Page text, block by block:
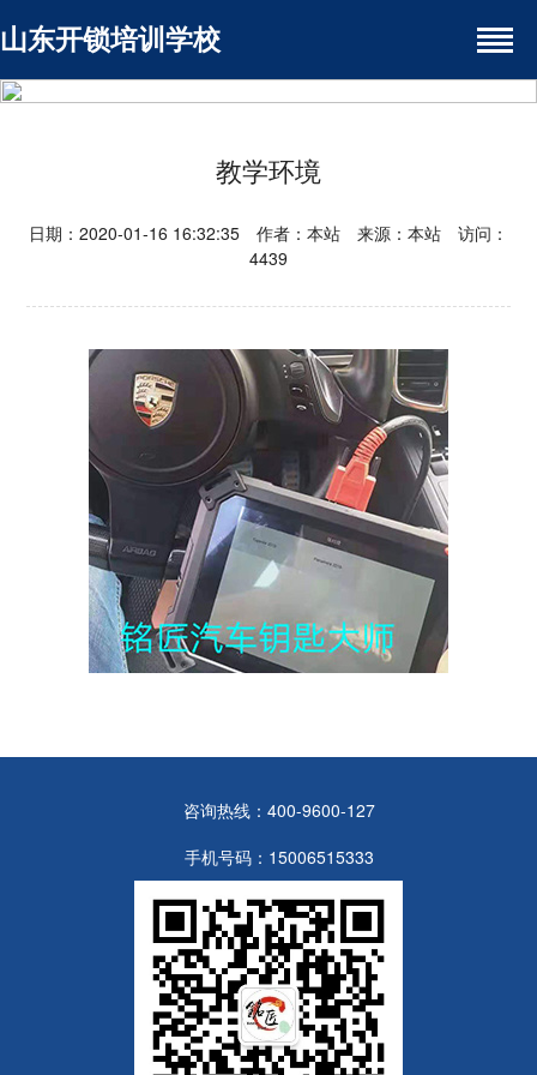
山东开锁培训学校
教学环境
日期：2020-01-16 16:32:35 作者：本站 来源：本站 访问：
4439
咨询热线：400-9600-127
手机号码：15006515333